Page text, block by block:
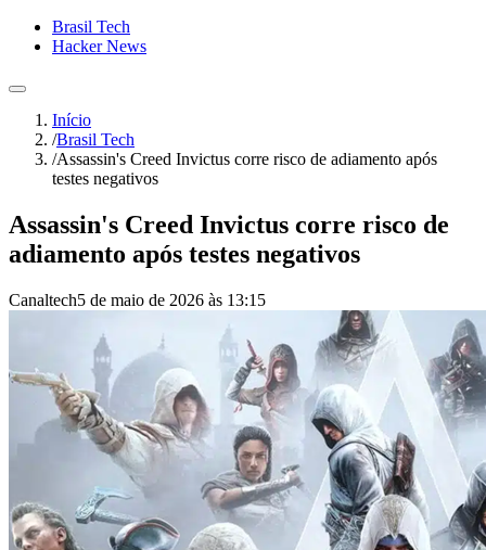
Brasil Tech
Hacker News
Início
/Brasil Tech
/Assassin's Creed Invictus corre risco de adiamento após
testes negativos
Assassin's Creed Invictus corre risco de
adiamento após testes negativos
Canaltech5 de maio de 2026 às 13:15